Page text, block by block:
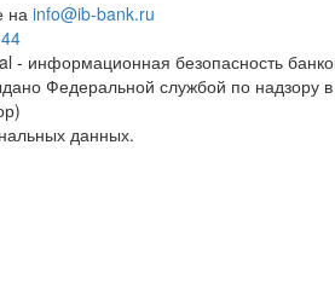
на info@ib-bank.ru
- информационная безопасность
Федеральной службой по надзору
данных.